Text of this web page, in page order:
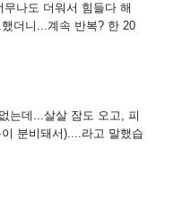
나도 더워서 힘들다 해
더니...계속 반복? 한 20
는데...살살 잠도 오고, 피
분비돼서)....라고 말했습